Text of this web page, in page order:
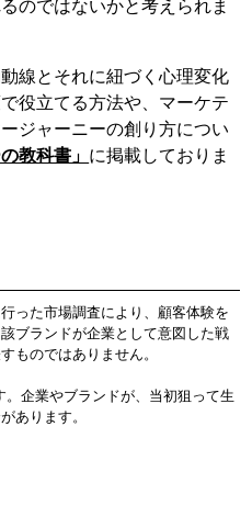
のではないかと考えられま
線とそれに紐づく心理変化
役立てる方法や、マーケテ
ジャーニーの創り方につい
教科書」 に掲載しておりま
った市場調査により、顧客体験を
ブランドが企業として意図した戦
ものではありません。
企業やブランドが、当初狙って生
あります。